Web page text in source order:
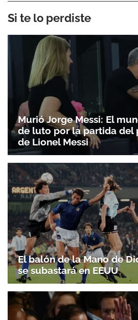
Si te lo perdiste
Murió Jorge Messi: El
de luto por la partida del
de Lionel Messi
El balón de la Mano de
se subastará en EEUU